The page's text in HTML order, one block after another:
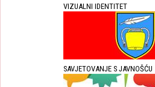
VIZUALNI IDENTITET
SAVJETOVANJE S JAVNOŠĆU